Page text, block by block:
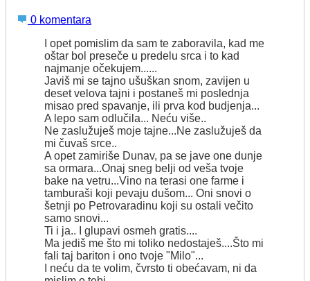
0 komentara
I opet pomislim da sam te zaboravila, kad me
oštar bol preseče u predelu srca i to kad
najmanje očekujem......
Javiš mi se tajno ušuškan snom, zavijen u
deset velova tajni i postaneš mi poslednja
misao pred spavanje, ili prva kod budjenja...
A lepo sam odlučila... Neću više..
Ne zaslužuješ moje tajne...Ne zaslužuješ da
mi čuvaš srce..
A opet zamiriše Dunav, pa se jave one dunje
sa ormara...Onaj sneg belji od veša tvoje
bake na vetru...Vino na terasi one farme i
tamburaši koji pevaju dušom... Oni snovi o
šetnji po Petrovaradinu koji su ostali večito
samo snovi...
Ti i ja.. I glupavi osmeh gratis....
Ma jediš me što mi toliko nedostaješ....Što mi
fali taj bariton i ono tvoje "Milo"...
I neću da te volim, čvrsto ti obećavam, ni da